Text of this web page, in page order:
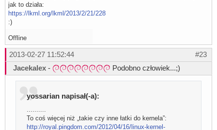
jak to działa:
https://lkml.org/lkml/2013/2/21/228
:)
Offline
#23
2013-02-27 11:52:44
Jacekalex - Podobno człowiek...;)
yossarian napisał(-a):
..........
To coś więcej niż „takie czy inne łatki do kernela”:
http://royal.pingdom.com/2012/04/16/linux-kernel-